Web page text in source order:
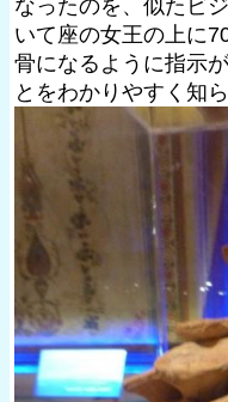
なったのを、似たビ
いて座の女王の上に
骨になるように指示
とをわかりやすく知